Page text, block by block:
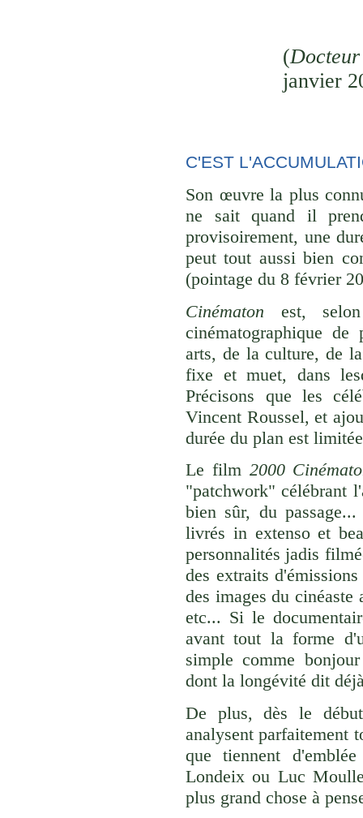
(
janvier
C'EST
Son œuvre la plus
ne sait quand il
provisoirement, une
peut tout aussi bien
(pointage du 8 février
Cinématon est,
cinématographique
arts, de la culture, de
fixe et muet, dans
Précisons que les
Vincent Roussel, et
durée du plan est
Le film 2000
"patchwork" célébrant
bien sûr, du
livrés in extenso et
personnalités jadis
des extraits
des images du
etc... Si le
avant tout la forme
simple comme
dont la longévité dit
De plus, dès le
analysent parfaitement
que tiennent
Londeix ou Luc
plus grand chose à